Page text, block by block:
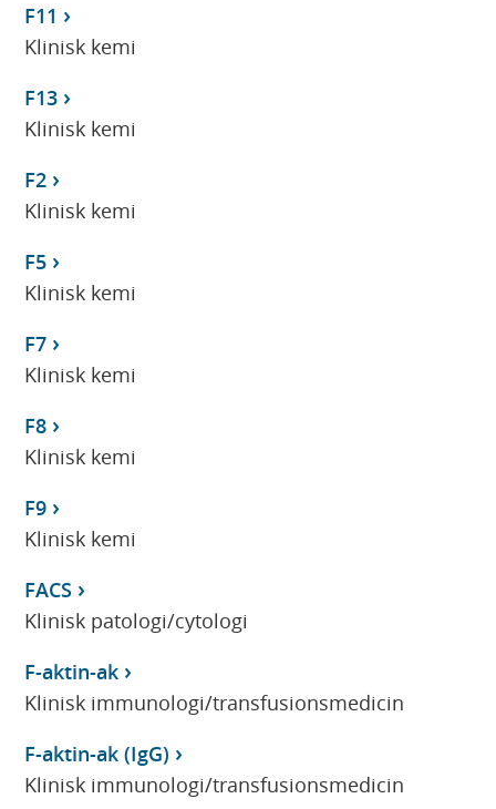
F11
Klinisk kemi
F13
Klinisk kemi
F2
Klinisk kemi
F5
Klinisk kemi
F7
Klinisk kemi
F8
Klinisk kemi
F9
Klinisk kemi
FACS
Klinisk patologi/cytologi
F-aktin-ak
Klinisk immunologi/transfusionsmedicin
F-aktin-ak (IgG)
Klinisk immunologi/transfusionsmedicin